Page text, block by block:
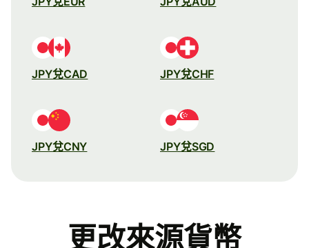
JPY兌CAD JPY兌CHF
JPY兌CNY JPY兌SGD
更改來源貨幣